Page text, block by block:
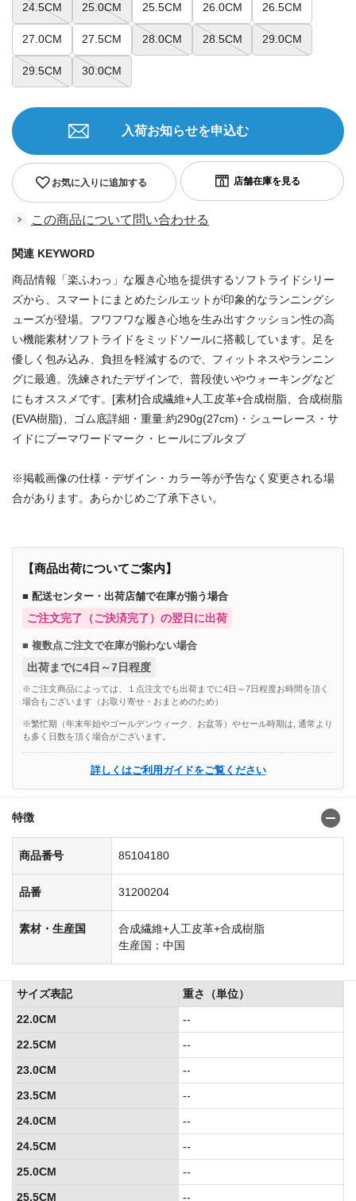
24.5CM 25.0CM 25.5CM 26.0CM 26.5CM
27.0CM 27.5CM 28.0CM 28.5CM 29.0CM
29.5CM 30.0CM
お気に入りに追加する
入荷お知らせを申込む
この商品について問い合わせる
関連 KEYWORD
商品情報「楽ふわっ」な履き心地を提供するソフトライドシリー
ズから、スマートにまとめたシルエットが印象的なランニングシ
ューズが登場。フワフワな履き心地を生み出すクッション性の高
い機能素材ソフトライドをミッドソールに搭載しています。足を
優しく包み込み、負担を軽減するので、フィットネスやランニン
グに最適。洗練されたデザインで、普段使いやウォーキングなど
にもオススメです。[素材]合成繊維+人工皮革+合成樹脂、合成樹脂
(EVA樹脂)、ゴム底詳細・重量:約290g(27cm)・シューレース・サ
イドにプーマワードマーク・ヒールにプルタブ
※掲載画像の仕様・デザイン・カラー等が予告なく変更される場
合があります。あらかじめご了承下さい。
【商品出荷についてご案内】
■ 配送センター・出荷店舗で在庫が揃う場合
ご注文完了（ご決済完了）の翌日に出荷
■ 複数点ご注文で在庫が揃わない場合
出荷までに4日～7日程度
※ご注文商品によっては、１点注文でも出荷までに4日～7日程度お時間を頂く
場合もございます（お取り寄せ・おまとめのため）
※繁忙期（年末年始やゴールデンウィーク、お盆等）やセール時期は, 通常より
も多く日数を頂く場合がございます。
詳しくはご利用ガイドをご覧ください
特徴
商品番号 85104180
品番 31200204
素材・生産国
合成繊維+人工皮革+合成樹脂
生産国：中国
サイズ表記
重さ（単位）
22.0CM
--
22.5CM
--
23.0CM
--
23.5CM
--
24.0CM
--
24.5CM
--
25.0CM
--
25.5CM
--